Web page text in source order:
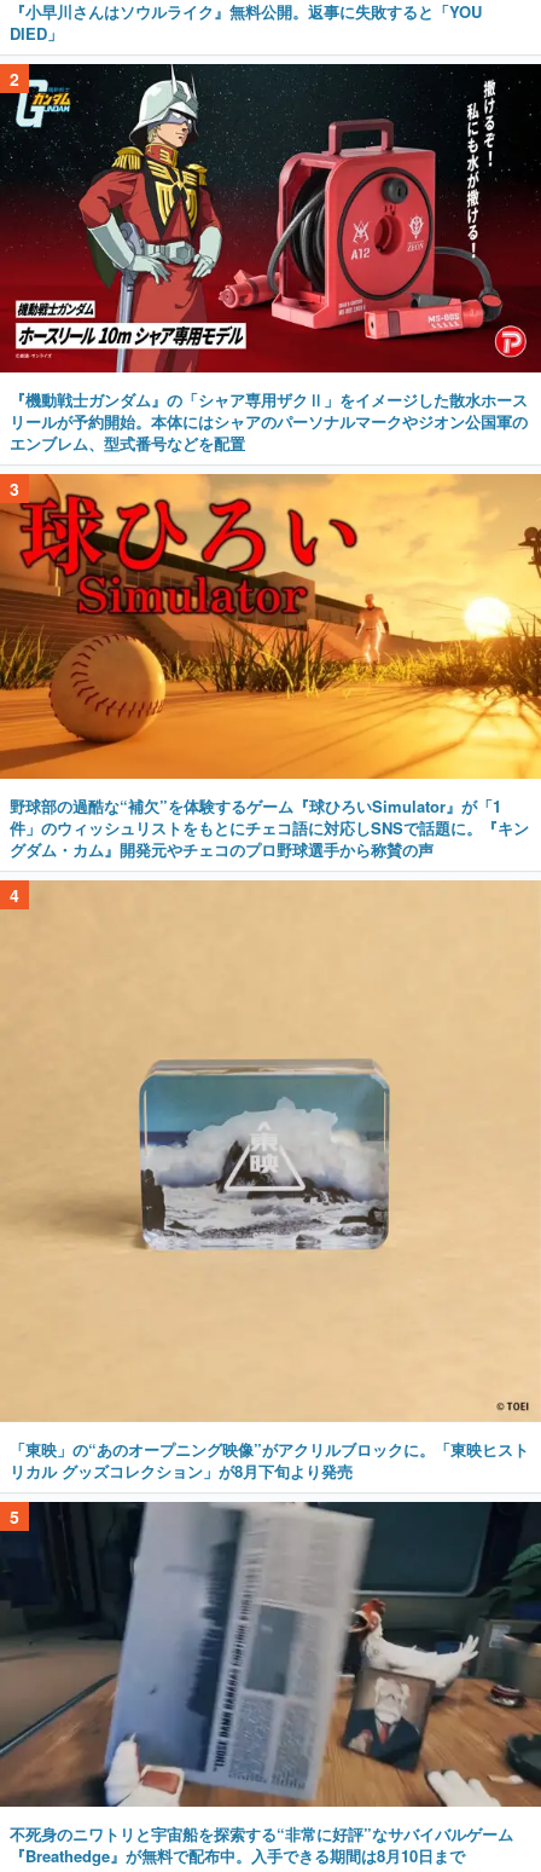
『小早川さんはソウルライク』無料公開。返事に失敗すると「YOU
DIED」
2
『機動戦士ガンダム』の「シャア専用ザクⅡ」をイメージした散水ホース
リールが予約開始。本体にはシャアのパーソナルマークやジオン公国軍の
エンブレム、型式番号などを配置
3
野球部の過酷な“補欠”を体験するゲーム『球ひろいSimulator』が「1
件」のウィッシュリストをもとにチェコ語に対応しSNSで話題に。『キン
グダム・カム』開発元やチェコのプロ野球選手から称賛の声
4
「東映」の“あのオープニング映像”がアクリルブロックに。「東映ヒスト
リカル グッズコレクション」が8月下旬より発売
5
不死身のニワトリと宇宙船を探索する“非常に好評”なサバイバルゲーム
『Breathedge』が無料で配布中。入手できる期間は8月10日まで